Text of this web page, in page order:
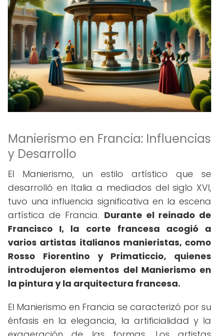
Manierismo en Francia: Influencias
y Desarrollo
El Manierismo, un estilo artístico que se
desarrolló en Italia a mediados del siglo XVI,
tuvo una influencia significativa en la escena
artística de Francia. Durante el reinado de
Francisco I, la corte francesa acogió a
varios artistas italianos manieristas, como
Rosso Fiorentino y Primaticcio, quienes
introdujeron elementos del Manierismo en
la pintura y la arquitectura francesa.
El Manierismo en Francia se caracterizó por su
énfasis en la elegancia, la artificialidad y la